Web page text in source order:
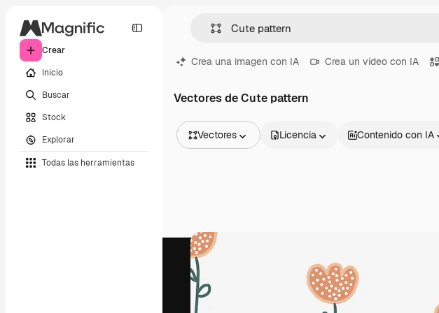
Crear
Inicio
Buscar
Stock
Explorar
Todas las herramientas
Crea una imagen con IA Crea un vídeo con IA
Vectores de Cute pattern
Vectores
Vídeos
Clips de vídeo
Motion graphics
Plantillas de vídeos
Iconos
Modelos 3D
Fuentes
Licencia Contenido con IA